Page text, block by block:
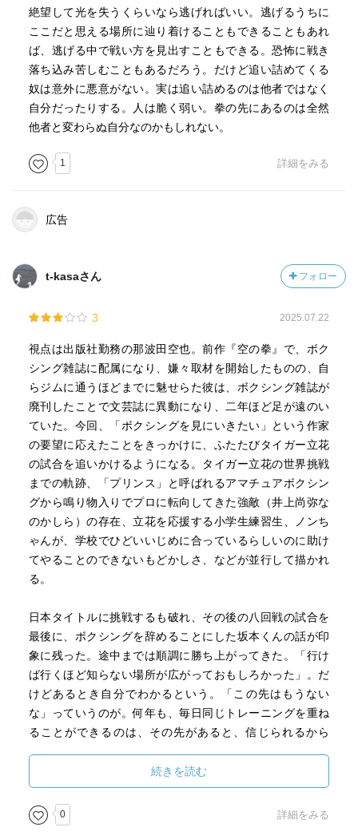
絶望して光を失うくらいなら逃げればいい。逃げるうちに
ここだと思える場所に辿り着けることもできることもあれ
ば、逃げる中で戦い方を見出すこともできる。恐怖に戦き
落ち込み苦しむこともあるだろう。だけど追い詰めてくる
奴は意外に悪意がない。実は追い詰めるのは他者ではなく
自分だったりする。人は脆く弱い。拳の先にあるのは全然
他者と変わらぬ自分なのかもしれない。
1 詳細をみる
広告
t-kasaさん フォロー
3 2025.07.22
視点は出版社勤務の那波田空也。前作『空の拳』で、ボク
シング雑誌に配属になり、嫌々取材を開始したものの、自
らジムに通うほどまでに魅せらた彼は、ボクシング雑誌が
廃刊したことで文芸誌に異動になり、二年ほど足が遠のい
ていた。今回、「ボクシングを見にいきたい」という作家
の要望に応えたことをきっかけに、ふたたびタイガー立花
の試合を追いかけるようになる。タイガー立花の世界挑戦
までの軌跡、「プリンス」と呼ばれるアマチュアボクシン
グから鳴り物入りでプロに転向してきた強敵（井上尚弥な
のかしら）の存在、立花を応援する小学生練習生、ノンち
ゃんが、学校でひどいいじめに合っているらしいのに助け
てやることのできないもどかしさ、などが並行して描かれ
る。
日本タイトルに挑戦するも破れ、その後の八回戦の試合を
最後に、ボクシングを辞めることにした坂本くんの話が印
象に残った。途中までは順調に勝ち上がってきた。「行け
ば行くほど知らない場所が広がっておもしろかった」。だ
けどあるとき自分でわかるという。「この先はもうない
な」っていうのが。何年も、毎日同じトレーニングを重ね
ることができるのは、その先があると、信じられるから
坂本くんをジムに引き込んだ、そして自身はとうに選手を
辞めてトレーナーをしている中神が、無人のリングを見下
ろし、つぶやくように言う。
続きを読む
0 詳細をみる